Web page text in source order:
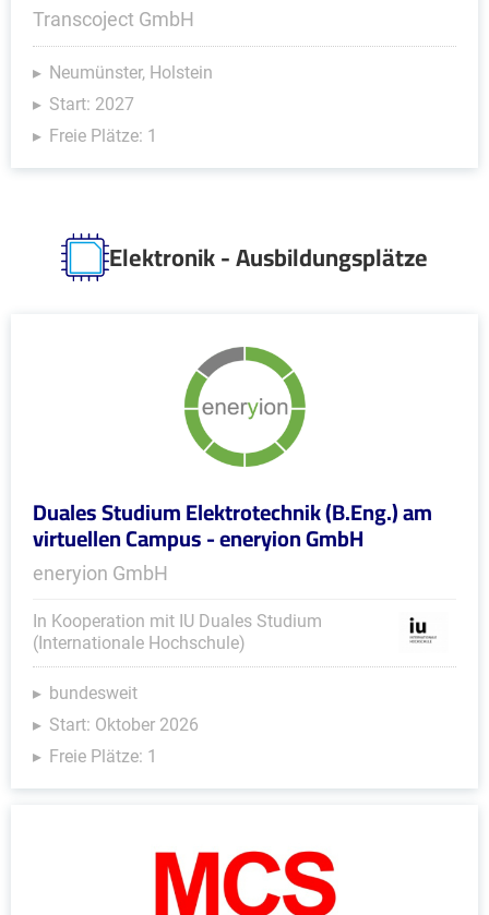
Transcoject GmbH
Neumünster, Holstein
Start: 2027
Freie Plätze: 1
Elektronik - Ausbildungsplätze
Duales Studium Elektrotechnik (B.Eng.) am
virtuellen Campus - eneryion GmbH
eneryion GmbH
In Kooperation mit IU Duales Studium
(Internationale Hochschule)
bundesweit
Start: Oktober 2026
Freie Plätze: 1